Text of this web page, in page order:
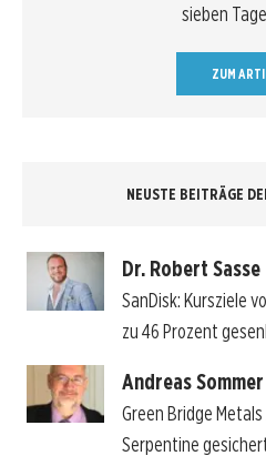
sieben
ZUM
NEUSTE BEITRÄGE
Dr. Robert Sasse
SanDisk: Kursziele
zu 46 Prozent
Andreas Sommer
Green Bridge
Serpentine